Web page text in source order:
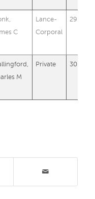
C
Lance-
Corporal
29
M
Private 30